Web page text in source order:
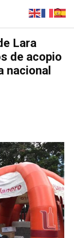
Lara
de acopio
nacional